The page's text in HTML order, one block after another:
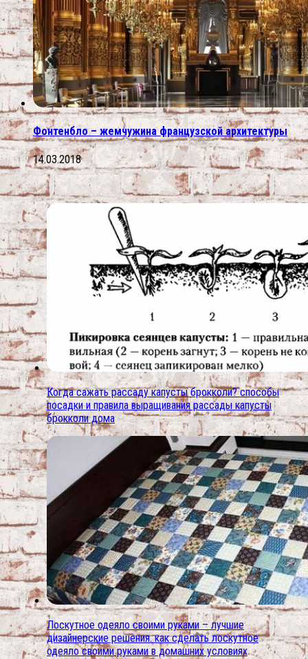
Фонтенбло – жемчужина французской архитектуры
14.03.2018
Когда сажать рассаду капусты брокколи? способы
посадки и правила выращивания рассады капусты
брокколи дома
Лоскутное одеяло своими руками – лучшие
дизайнерские решения. как сделать лоскутное
одеяло своими руками в домашних условиях